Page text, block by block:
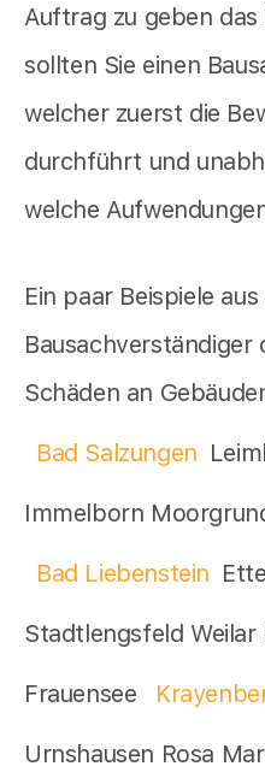
Auftrag zu geben
sollten Sie einen
welcher zuerst die
durchführt und
welche
Ein paar Beispiele
Schäden an
Bad Salzungen
Immelborn
Bad Liebenstein
Stadtlengsfeld Weilar
Frauensee
Urnshausen Rosa